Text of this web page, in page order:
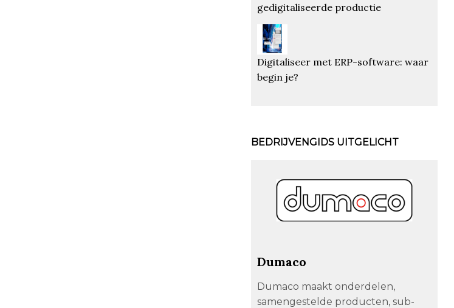
gedigitaliseerde productie
Digitaliseer met ERP-software: waar
begin je?
BEDRIJVENGIDS UITGELICHT
Dumaco
Dumaco maakt onderdelen,
samengestelde producten, sub-